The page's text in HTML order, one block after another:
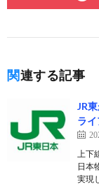
関連する記事
JR
ラ
上下
日本
実現